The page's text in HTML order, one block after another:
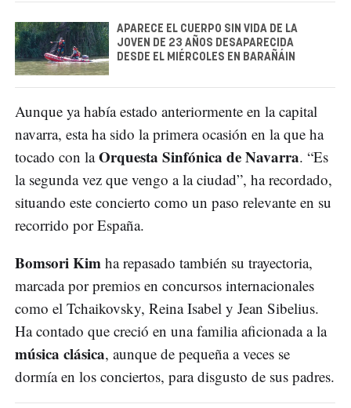
APARECE EL CUERPO SIN VIDA DE LA
JOVEN DE 23 AÑOS DESAPARECIDA
DESDE EL MIÉRCOLES EN BARAÑÁIN
Aunque ya había estado anteriormente en la capital
navarra, esta ha sido la primera ocasión en la que ha
tocado con laOrquesta Sinfónica de Navarra. “Es
la segunda vez que vengo a la ciudad”, ha recordado,
situando este concierto como un paso relevante en su
recorrido por España.
Bomsori Kim ha repasado también su trayectoria,
marcada por premios en concursos internacionales
como el Tchaikovsky, Reina Isabel y Jean Sibelius.
Ha contado que creció en una familia aficionada a la
música clásica, aunque de pequeña a veces se
dormía en los conciertos, para disgusto de sus padres.